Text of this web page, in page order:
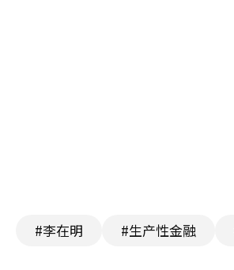
#李在明 #生产性金融